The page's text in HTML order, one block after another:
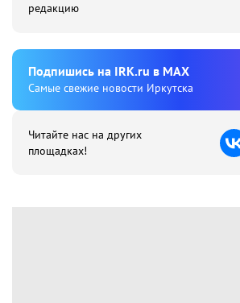
редакцию
Подпишиcь на IRK.ru в MAX
Cамые свежие новости Иркутска
Читайте нас на других
площадках!